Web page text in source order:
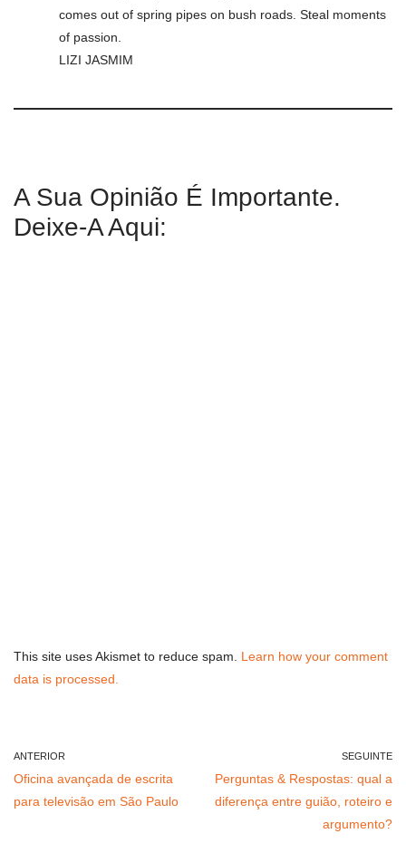
comes out of spring pipes on bush roads. Steal moments
of passion.
LIZI JASMIM
A Sua Opinião É Importante.
Deixe-A Aqui:
This site uses Akismet to reduce spam. Learn how your comment
data is processed.
ANTERIOR
Oficina avançada de escrita
para televisão em São Paulo
SEGUINTE
Perguntas & Respostas: qual a
diferença entre guião, roteiro e
argumento?